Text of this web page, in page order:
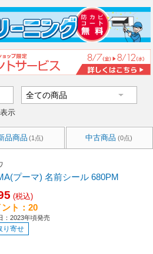
示
品商品 (1点) 中古商品 (0点)
プーマ) 名前シール 680PM
(税込)
ト：20
：2023年頃発売
り寄せ